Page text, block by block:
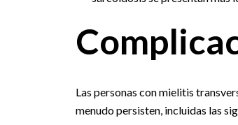
Las personas con mielitis
menudo persisten, incluidas las